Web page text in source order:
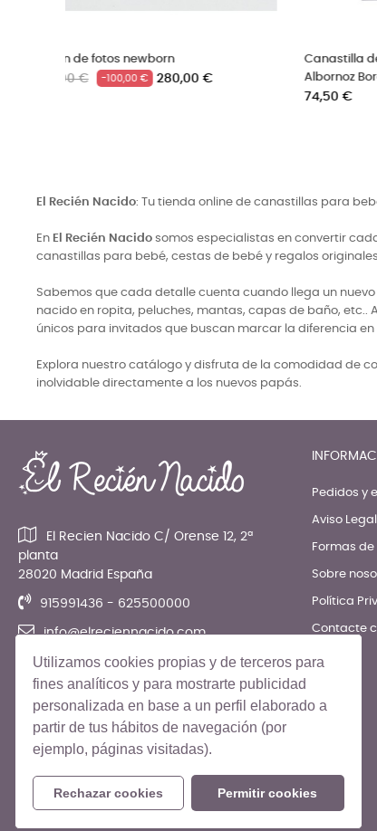
Utilizamos cookies propias y de terceros para
fines analíticos y para mostrarte publicidad
personalizada en base a un perfil elaborado a
partir de tus hábitos de navegación (por
ejemplo, páginas visitadas).
Rechazar cookies Permitir cookies
Canastilla para recién nacido paseo Canastillas
Precio
50,00 €
El Recién Nacido: Tu tienda online de canastillas para
En El Recién Nacido somos especialistas en convertir
canastillas para bebé, cestas de bebé y regalos
Sabemos que cada detalle cuenta cuando llega un
nacido en ropita, peluches, mantas, capas de baño,
únicos para invitados que buscan marcar la diferencia
Explora nuestro catálogo y disfruta de la comodidad de
inolvidable directamente a los nuevos papás.
El Recien Nacido C/ Orense 12, 2ª
planta
28020 Madrid España
915991436 - 625500000
info@elreciennacido.com
Pedidos y
Aviso Legal
Formas
Sobre
Política
Contacte